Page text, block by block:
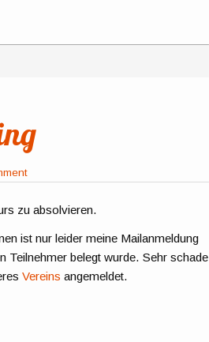
zu absolvieren.
ist nur leider meine Mailanmeldung
Teilnehmer belegt wurde. Sehr schade
Vereins angemeldet.